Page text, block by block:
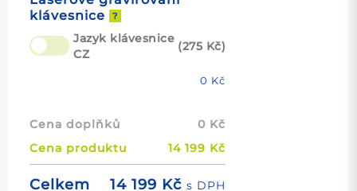
klávesnice
?
Jazyk klávesnice
CZ
(275 Kč)
0 Kč
Cena doplňků 0 Kč
Cena produktu
14 199 Kč
Celkem 14 199 Kč s DPH